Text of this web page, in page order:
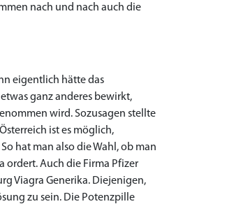
nach und nach auch die
eigentlich hätte das
ganz anderes bewirkt,
wird. Sozusagen stellte
ist es möglich,
hat man also die Wahl, ob man
ordert. Auch die Firma Pfizer
Viagra Generika. Diejenigen,
zu sein. Die Potenzpille